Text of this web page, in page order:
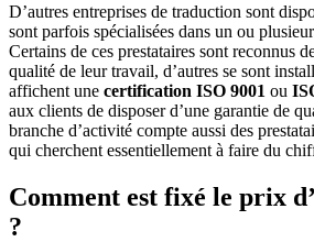
D’autres entreprises de traduction sont
sont parfois spécialisées dans un ou
Certains de ces prestataires sont reconnus
qualité de leur travail, d’autres se sont
affichent une certification ISO 9001 ou
aux clients de disposer d’une garantie de
branche d’activité compte aussi des
qui cherchent essentiellement à faire du
Comment est fixé le prix
?